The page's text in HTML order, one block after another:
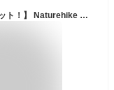
【LINE友達募集中！追加で8％OFFクーポンゲット！】 Naturehike 高R値 エアーマット R4.6/R5.8/R8.8 アウトドア -10°C/-20°C/-30°C使用可能 厚手 8cm/12cm 超軽量 連接可能 コンパクト キャンプ 登山 インフレーターマット マット 耐水 車中泊 テント泊 防水 防災